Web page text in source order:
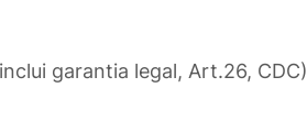
garantia legal, Art.26, CDC)